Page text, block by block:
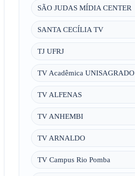
SÃO JUDAS MÍDIA CENTER
SANTA CECÍLIA TV
TJ UFRJ
TV Acadêmica UNISAGRADO
TV ALFENAS
TV ANHEMBI
TV ARNALDO
TV Campus Rio Pomba